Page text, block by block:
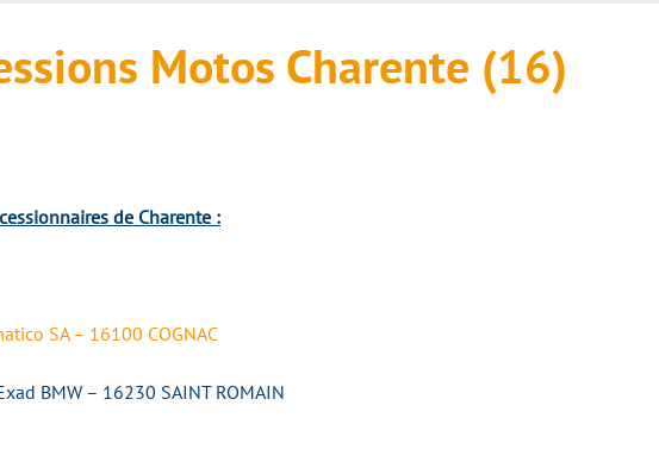
Motos Charente (16)
de Charente :
SA – 16100 COGNAC
BMW – 16230 SAINT ROMAIN